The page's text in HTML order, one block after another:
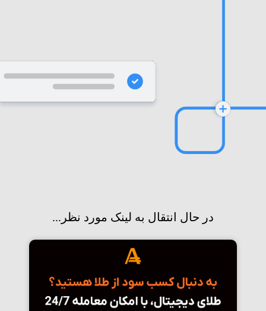
در حال انتقال به لینک مورد نظر...